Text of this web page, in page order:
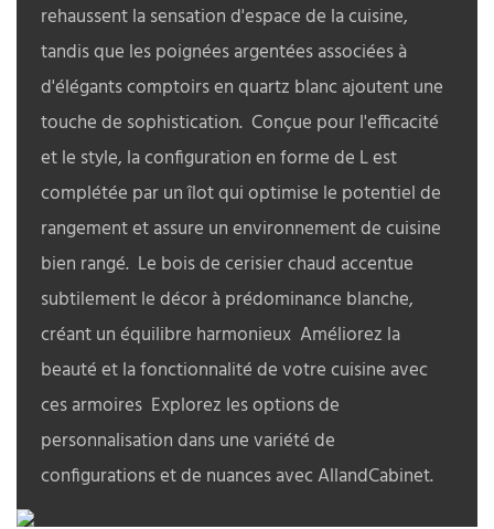
rehaussent la sensation d'espace de la cuisine,
tandis que les poignées argentées associées à
d'élégants comptoirs en quartz blanc ajoutent une
touche de sophistication. Conçue pour l'efficacité
et le style, la configuration en forme de L est
complétée par un îlot qui optimise le potentiel de
rangement et assure un environnement de cuisine
bien rangé. Le bois de cerisier chaud accentue
subtilement le décor à prédominance blanche,
créant un équilibre harmonieux Améliorez la
beauté et la fonctionnalité de votre cuisine avec
ces armoires Explorez les options de
personnalisation dans une variété de
configurations et de nuances avec AllandCabinet.